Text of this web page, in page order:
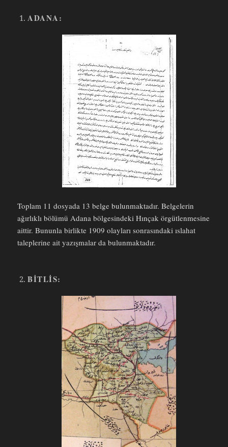
ADANA:
Toplam 11 dosyada 13 belge bulunmaktadır. Belgelerin
ağırlıklı bölümü Adana bölgesindeki Hınçak örgütlenmesine
aittir. Bununla birlikte 1909 olayları sonrasındaki ıslahat
taleplerine ait yazışmalar da bulunmaktadır.
BITLIS: